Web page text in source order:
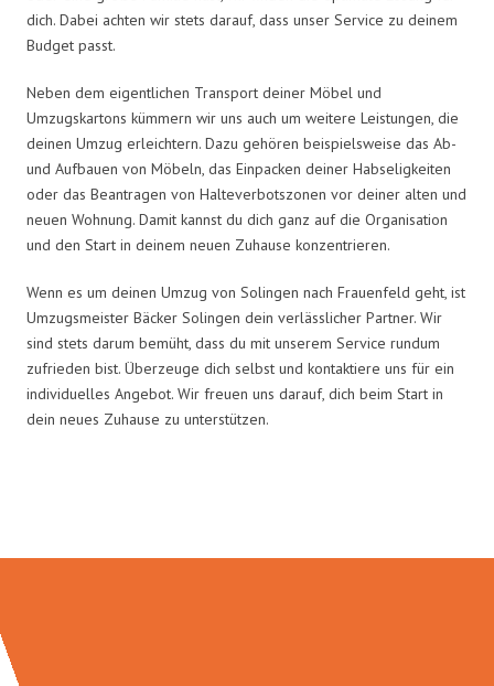
dich. Dabei achten wir stets darauf, dass unser Service zu deinem
Budget passt.
Neben dem eigentlichen Transport deiner Möbel und
Umzugskartons kümmern wir uns auch um weitere Leistungen, die
deinen Umzug erleichtern. Dazu gehören beispielsweise das Ab-
und Aufbauen von Möbeln, das Einpacken deiner Habseligkeiten
oder das Beantragen von Halteverbotszonen vor deiner alten und
neuen Wohnung. Damit kannst du dich ganz auf die Organisation
und den Start in deinem neuen Zuhause konzentrieren.
Wenn es um deinen Umzug von Solingen nach Frauenfeld geht, ist
Umzugsmeister Bäcker Solingen dein verlässlicher Partner. Wir
sind stets darum bemüht, dass du mit unserem Service rundum
zufrieden bist. Überzeuge dich selbst und kontaktiere uns für ein
individuelles Angebot. Wir freuen uns darauf, dich beim Start in
dein neues Zuhause zu unterstützen.